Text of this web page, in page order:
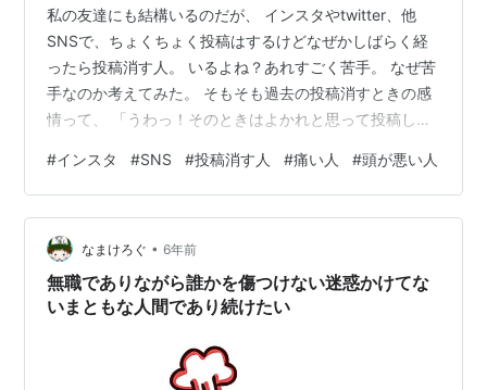
私の友達にも結構いるのだが、 インスタやtwitter、他
SNSで、ちょくちょく投稿はするけどなぜかしばらく経
ったら投稿消す人。 いるよね？あれすごく苦手。 なぜ苦
手なのか考えてみた。 そもそも過去の投稿消すときの感
情って、 「うわっ！そのときはよかれと思って投稿した
とにしーようっ！」 「え、なんか写真写り悪くね…？可
愛くない私を画面に表示し続けるなんて耐えられない！
削除！」 とかそんなのが大半でしょ？？ その感情や事実
に、投稿している当時気づけない頭の悪さ、客観的視点
の欠如が嫌いなのだと気づいた。 るんるんで投稿してい
たものを後から消す、とい…
#インスタ #SNS #投稿消す人 #痛い人 #頭が悪い人
なまけろぐ • 6年前
無職でありながら誰かを傷つけない迷惑かけてな
いまともな人間であり続けたい